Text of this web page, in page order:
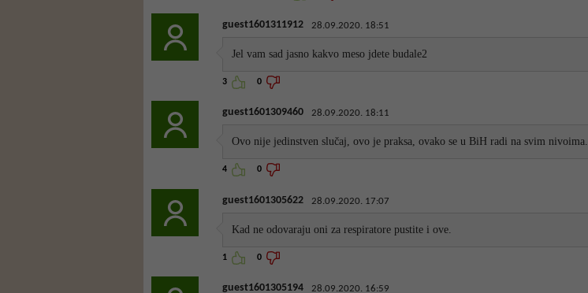
guest1601311912 28.09.2020. 18:51
Jel vam sad jasno kakvo meso jdete budale2
3 0
guest1601309460 28.09.2020. 18:11
Ovo nije jedinstven slučaj, ovo je praksa, ovako se u BiH radi na svim nivoima.
4 0
guest1601305622 28.09.2020. 17:07
Kad ne odovaraju oni za respiratore pustite i ove.
1 0
guest1601305194 28.09.2020. 16:59